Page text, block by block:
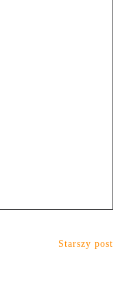
Starszy post